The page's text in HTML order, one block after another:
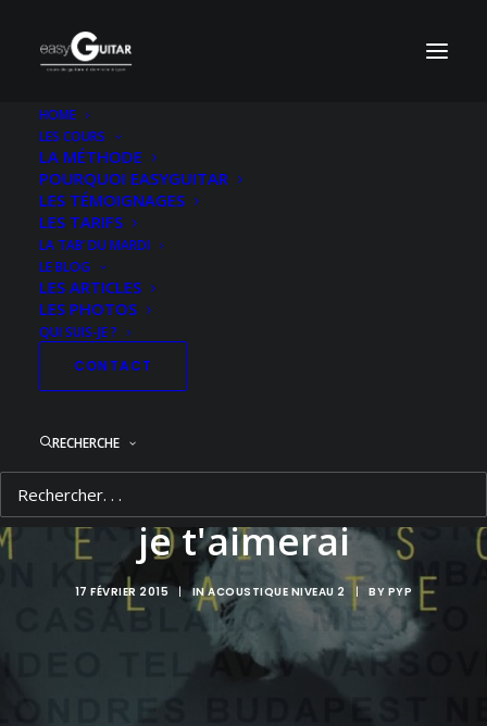
HOME
LES COURS
LA MÉTHODE
POURQUOI EASYGUITAR
LES TÉMOIGNAGES
LES TARIFS
LA TAB’ DU MARDI
LE BLOG
LES ARTICLES
LES PHOTOS
QUI SUIS-JE ?
CONTACT
RECHERCHE
Je t'aimais, je t'aime,
je t'aimerai
17 FÉVRIER 2015 | INACOUSTIQUE NIVEAU 2 | BY PYP